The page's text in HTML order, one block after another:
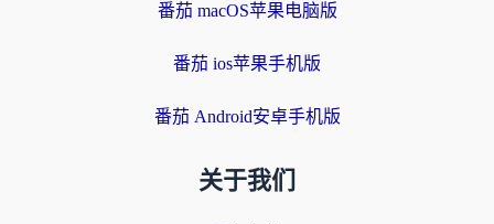
番茄 macOS苹果电脑版
番茄 ios苹果手机版
番茄 Android安卓手机版
关于我们